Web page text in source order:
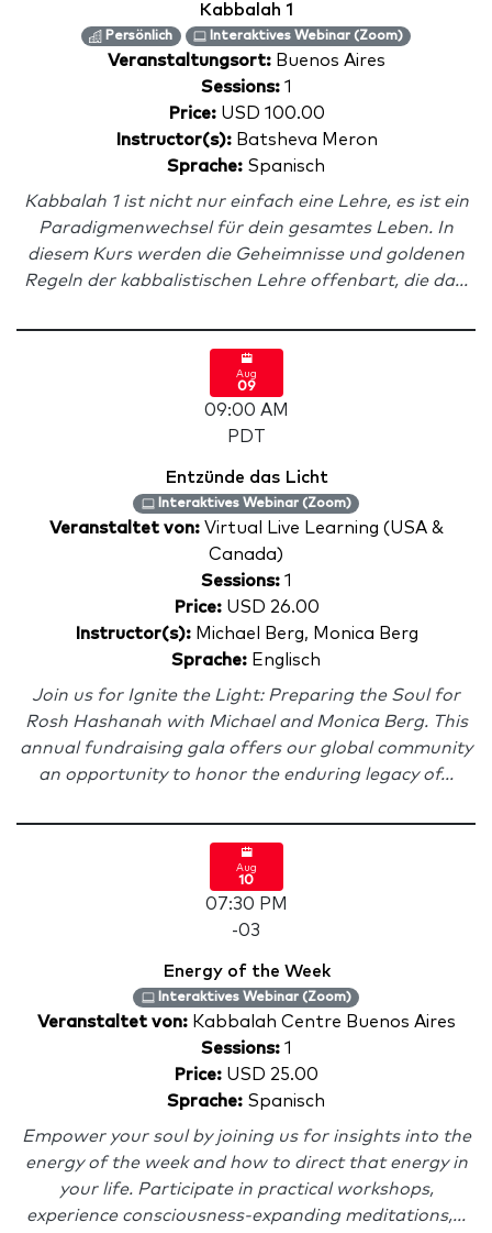
Kabbalah 1
Persönlich Interaktives Webinar (Zoom)
Veranstaltungsort: Buenos Aires
Sessions:1
Price:USD 100.00
Instructor(s):Batsheva Meron
Sprache: Spanisch
Kabbalah 1 ist nicht nur einfach eine Lehre, es ist ein
Paradigmenwechsel für dein gesamtes Leben. In
diesem Kurs werden die Geheimnisse und goldenen
Regeln der kabbalistischen Lehre offenbart, die da...
Aug
09
09:00 AM
PDT
Entzünde das Licht
Interaktives Webinar (Zoom)
Veranstaltet von: Virtual Live Learning (USA &
Canada)
Sessions:1
Price:USD 26.00
Instructor(s):Michael Berg, Monica Berg
Sprache: Englisch
Join us for Ignite the Light: Preparing the Soul for
Rosh Hashanah with Michael and Monica Berg. This
annual fundraising gala offers our global community
an opportunity to honor the enduring legacy of...
Aug
10
07:30 PM
-03
Energy of the Week
Interaktives Webinar (Zoom)
Veranstaltet von: Kabbalah Centre Buenos Aires
Sessions:1
Price: USD 25.00
Sprache: Spanisch
Empower your soul by joining us for insights into the
energy of the week and how to direct that energy in
your life. Participate in practical workshops,
experience consciousness-expanding meditations,...